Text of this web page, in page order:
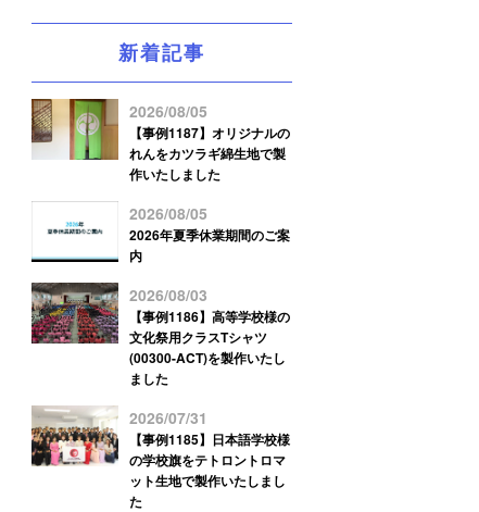
新着記事
2026/08/05
【事例1187】オリジナルの
れんをカツラギ綿生地で製
作いたしました
2026/08/05
2026年夏季休業期間のご案
内
2026/08/03
【事例1186】高等学校様の
文化祭用クラスTシャツ
(00300-ACT)を製作いたし
ました
2026/07/31
【事例1185】日本語学校様
の学校旗をテトロントロマ
ット生地で製作いたしまし
た